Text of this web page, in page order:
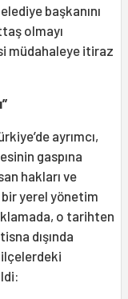
başkanını
olmayı
müdahaleye itiraz
ayrımcı,
gaspına
hakları ve
yerel yönetim
o tarihten
dışında
ilçelerdeki